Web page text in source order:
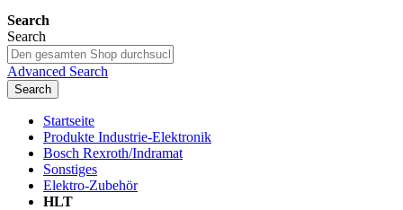
Search
Search
Advanced Search
Search
Startseite
Produkte Industrie-Elektronik
Bosch Rexroth/Indramat
Sonstiges
Elektro-Zubehör
HLT